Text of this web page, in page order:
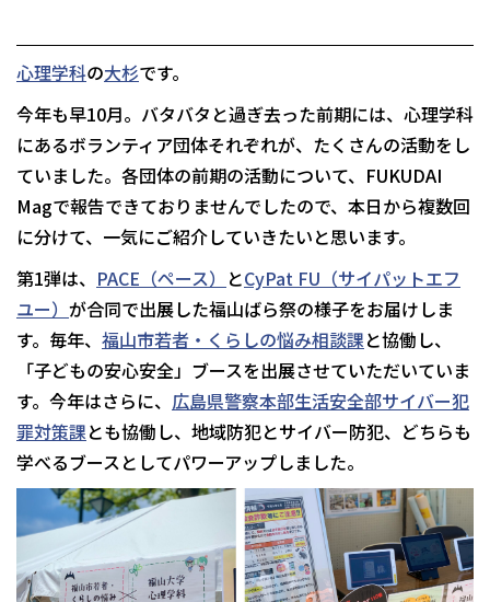
心理学科の大杉です。
今年も早10月。バタバタと過ぎ去った前期には、心理学科
にあるボランティア団体それぞれが、たくさんの活動をし
ていました。各団体の前期の活動について、FUKUDAI
Magで報告できておりませんでしたので、本日から複数回
に分けて、一気にご紹介していきたいと思います。
第1弾は、 PACE（ペース） とCyPat FU（サイパットエフ
ユー） が合同で出展した福山ばら祭の様子をお届けしま
す。毎年、 福山市若者・くらしの悩み相談課と協働し、
「子どもの安心安全」ブースを出展させていただいていま
す。今年はさらに、 広島県警察本部生活安全部サイバー犯
罪対策課とも協働し、地域防犯とサイバー防犯、どちらも
学べるブースとしてパワーアップしました。